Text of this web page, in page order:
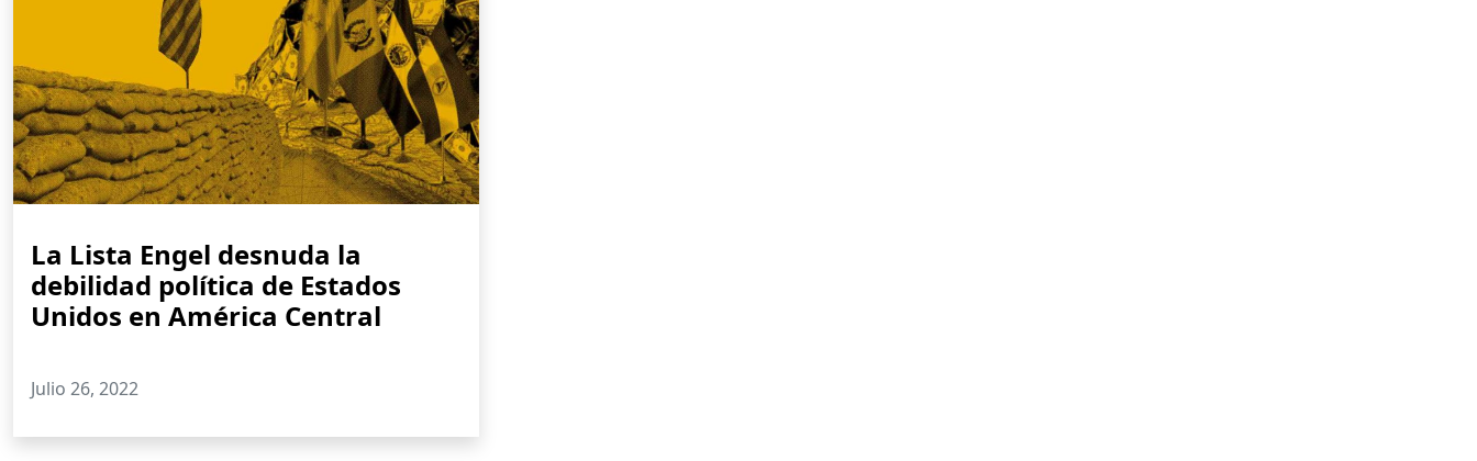
La Lista Engel desnuda la
debilidad política de Estados
Unidos en América Central
Julio 26, 2022